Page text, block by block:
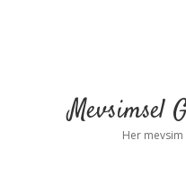
Mevsimsel
Her